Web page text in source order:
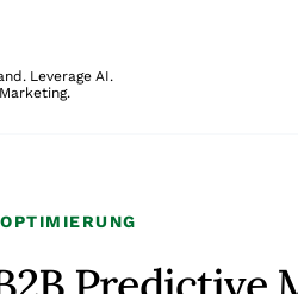
Leverage AI.